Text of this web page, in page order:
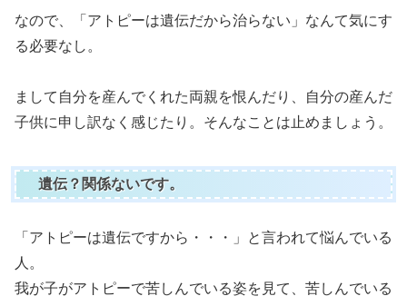
なので、「アトピーは遺伝だから治らない」なんて気にす
る必要なし。
まして自分を産んでくれた両親を恨んだり、自分の産んだ
子供に申し訳なく感じたり。そんなことは止めましょう。
遺伝？関係ないです。
「アトピーは遺伝ですから・・・」と言われて悩んでいる
人。
我が子がアトピーで苦しんでいる姿を見て、苦しんでいる